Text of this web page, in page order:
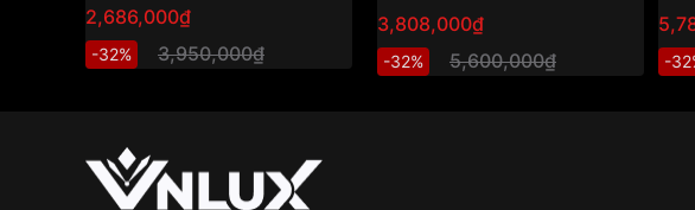
2,686,000₫
-32% 3,950,000₫
3,808,000₫
-32% 5,600,000₫ -